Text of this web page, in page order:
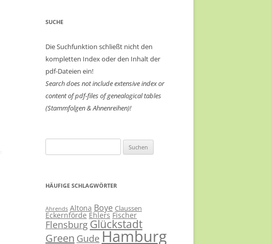
SUCHE
Die Suchfunktion schließt nicht den
kompletten Index oder den Inhalt der
pdf-Dateien ein!
Search does not include extensive index or
content ofpdf-files of genealogical tables
(Stammfolgen & Ahnenreihen)!
nach:
HÄUFIGE SCHLAGWÖRTER
Ahrends Altona Boye Claussen
Eckernförde Ehlers Fischer
Flensburg Glückstadt
Green Gude Hamburg